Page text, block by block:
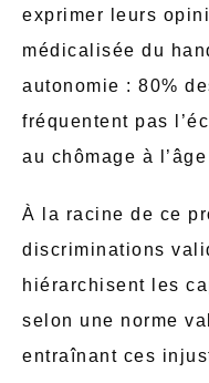
exprimer leurs
médicalisée du
autonomie : 80%
fréquentent pas
au chômage à
À la racine de ce
discriminations
hiérarchisent les
selon une norme
entraînant ces